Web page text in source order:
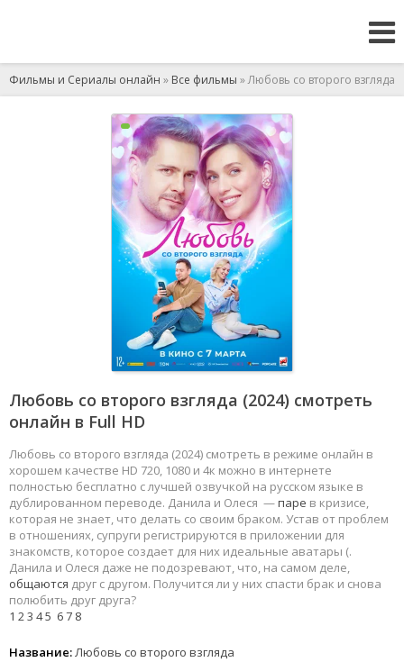
Фильмы и Сериалы онлайн » Все фильмы » Любовь со второго взгляда
Любовь со второго взгляда (2024) смотреть
онлайн в Full HD
Любовь со второго взгляда (2024) смотреть в режиме онлайн в
хорошем качестве HD 720, 1080 и 4к можно в интернете
полностью бесплатно с лучшей озвучкой на русском языке в
дублированном переводе. Данила и Олеся —паре в кризисе,
которая не знает, что делать со своим браком. Устав от проблем
в отношениях, супруги регистрируются в приложении для
знакомств, которое создает для них идеальные аватары (.
Данила и Олеся даже не подозревают, что, на самом деле,
общаются друг с другом. Получится ли у них спасти брак и снова
полюбить друг друга?
1 23 45 67 8
Название:Любовь со второго взгляда